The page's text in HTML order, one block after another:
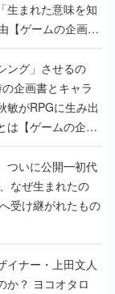
生まれた意味を知
【ゲームの企画
ング」させるの
企画書とキャラ
敏がRPGに生み出
は【ゲームの企画
ついに公開━初代
なぜ生まれたの
受け継がれたもの
イナー・上田文人
か？ ヨコオタロ